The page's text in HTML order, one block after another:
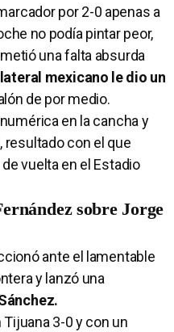
por 2-0 apenas a
no podía pintar peor,
una falta absurda
mexicano le dio un
de por medio.
en la cancha y
resultado con el que
vuelta en el Estadio
sobre Jorge
ante el lamentable
y lanzó una
3-0 y con un